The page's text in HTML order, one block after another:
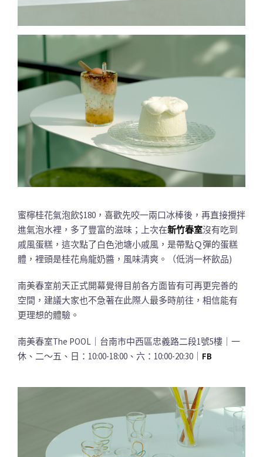
蜜檸桂花氣泡飲$180，喜歡先咬一兩口冰棒後，再直接攪拌
進氣泡水裡，多了豐富的滋味；上次在新竹春室沒有吃到
戚風蛋糕，這次點了白色池塘小戚風，是帶點Ｑ彈的蛋糕
體，裡頭是桂花烏龍奶醬，風味清爽。（低消一杯飲品)
南美春室前天正式開幕覺得目前各方面皆有可再更完善的
空間，建議大家也不急著在此際人最多時前往，相信能有
更理想的體驗。
南美春室The POOL｜台南市中西區忠義路二段1號5樓｜一
休、二～五、日：10:00-18:00、六：10:00-20:30｜ FB